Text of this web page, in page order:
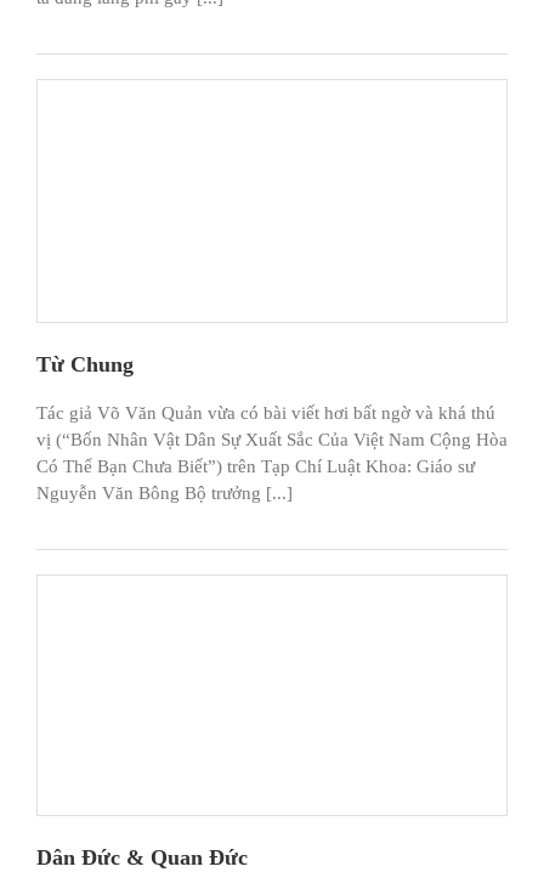
Từ Chung
Tác giả Võ Văn Quản vừa có bài viết hơi bất ngờ và khá thú
vị (“Bốn Nhân Vật Dân Sự Xuất Sắc Của Việt Nam Cộng Hòa
Có Thể Bạn Chưa Biết”) trên Tạp Chí Luật Khoa: Giáo sư
Nguyễn Văn Bông Bộ trưởng [...]
Dân Đức & Quan Đức